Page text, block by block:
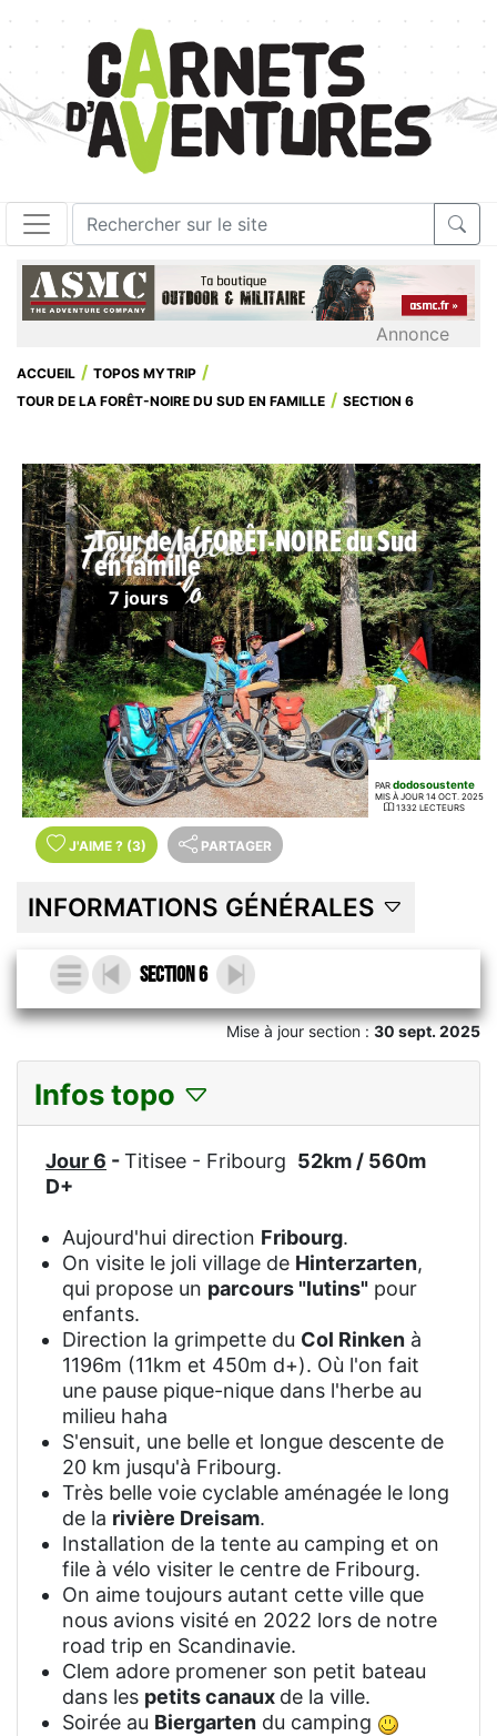
Annonce
ACCUEIL
TOPOS MYTRIP
TOUR DE LA FORÊT-NOIRE DU SUD EN FAMILLE
SECTION 6
Tour de la FORÊT-NOIRE du Sud
en famille
7 jours
PAR dodosoustente
MIS À JOUR 14 OCT. 2025
1332 LECTEURS
J'AIME ? (3) PARTAGER
INFORMATIONS GÉNÉRALES
Section 6
Mise à jour section :30 sept. 2025
Infos topo
Jour 6 -Titisee - Fribourg 52km / 560m
D+
Aujourd'hui direction Fribourg.
On visite le joli village de Hinterzarten,
qui propose un parcours "lutins" pour
enfants.
Direction la grimpette du Col Rinken à
1196m (11km et 450m d+). Où l'on fait
une pause pique-nique dans l'herbe au
milieu haha
S'ensuit, une belle et longue descente de
20 km jusqu'à Fribourg.
Très belle voie cyclable aménagée le long
de la rivière Dreisam.
Installation de la tente au camping et on
file à vélo visiter le centre de Fribourg.
On aime toujours autant cette ville que
nous avions visité en 2022 lors de notre
road trip en Scandinavie.
Clem adore promener son petit bateau
dans les petits canaux de la ville.
Soirée au Biergarten du camping